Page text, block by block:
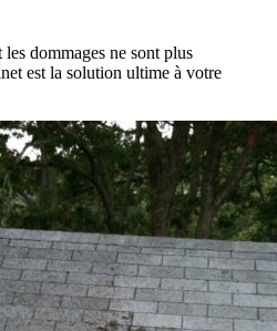
dommages ne sont plus
est la solution ultime à votre